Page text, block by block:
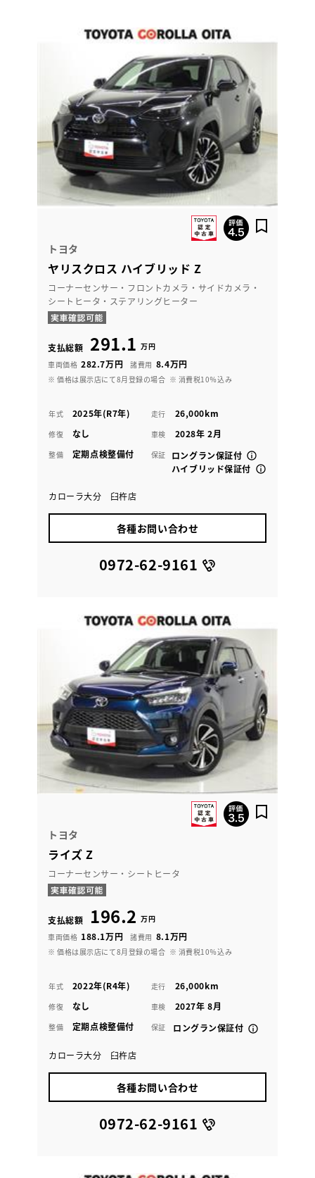
トヨタ
ヤリスクロス ハイブリッド Z
コーナーセンサー・フロントカメラ・サイドカメラ・
シートヒータ・ステアリングヒーター
支払総額 291.1 万円
車両価格 282.7万円 諸費用 8.4万円
※ 価格は展示店にて8月登録の場合 ※ 消費税10％込み
年式 2025年(R7年) 走行 26,000km
修復 なし 車検 2028年 2月
整備 定期点検整備付 保証
ロングラン保証付
ハイブリッド保証付
カローラ大分 臼杵店
各種お問い合わせ
0972-62-9161
トヨタ
ライズ Z
コーナーセンサー・シートヒータ
支払総額 196.2 万円
車両価格 188.1万円 諸費用 8.1万円
※ 価格は展示店にて8月登録の場合 ※ 消費税10％込み
年式 2022年(R4年) 走行 26,000km
修復 なし 車検 2027年 8月
整備 定期点検整備付 保証 ロングラン保証付
カローラ大分 臼杵店
各種お問い合わせ
0972-62-9161